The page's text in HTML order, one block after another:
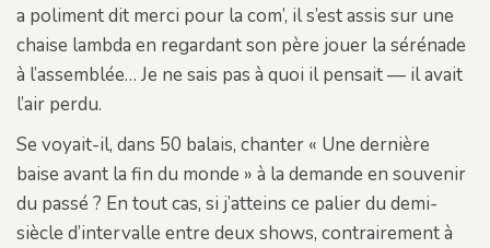
a poliment dit merci pour la com’, il s’est assis sur une
chaise lambda en regardant son père jouer la sérénade
à l’assemblée… Je ne sais pas à quoi il pensait — il avait
l’air perdu.
Se voyait-il, dans 50 balais, chanter « Une dernière
baise avant la fin du monde » à la demande en souvenir
du passé ? En tout cas, si j’atteins ce palier du demi-
siècle d’intervalle entre deux shows, contrairement à